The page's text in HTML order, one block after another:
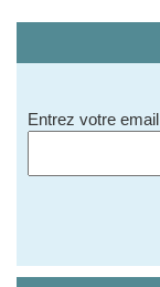
Entrez votre email